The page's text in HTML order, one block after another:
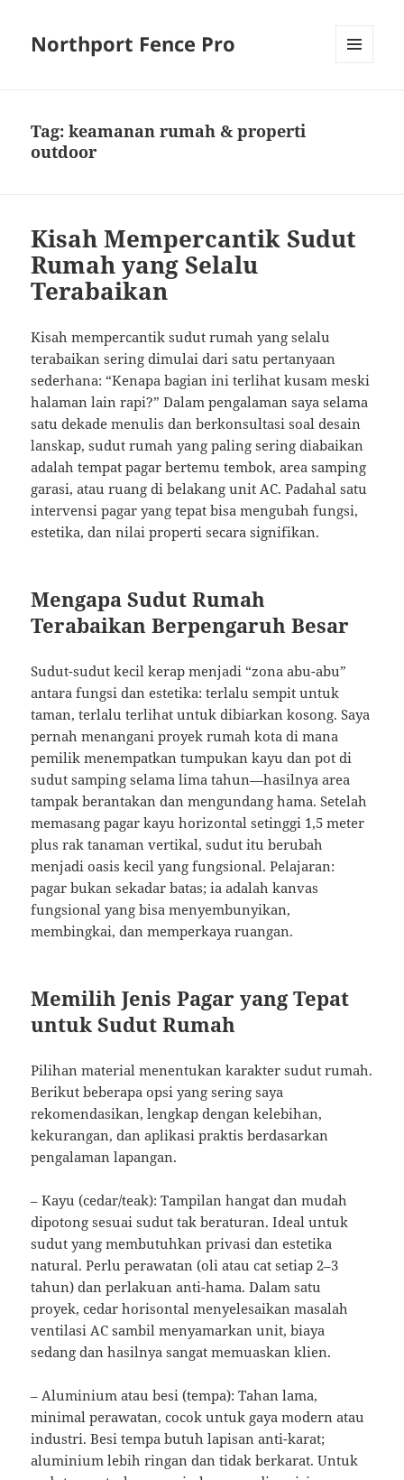
Northport Fence Pro
Tag:keamanan rumah & properti
outdoor
Kisah Mempercantik Sudut
Rumah yang Selalu
Terabaikan
Kisah mempercantik sudut rumah yang selalu
terabaikan sering dimulai dari satu pertanyaan
sederhana: “Kenapa bagian ini terlihat kusam meski
halaman lain rapi?” Dalam pengalaman saya selama
satu dekade menulis dan berkonsultasi soal desain
lanskap, sudut rumah yang paling sering diabaikan
adalah tempat pagar bertemu tembok, area samping
garasi, atau ruang di belakang unit AC. Padahal satu
intervensi pagar yang tepat bisa mengubah fungsi,
estetika, dan nilai properti secara signifikan.
Mengapa Sudut Rumah
Terabaikan Berpengaruh Besar
Sudut-sudut kecil kerap menjadi “zona abu-abu”
antara fungsi dan estetika: terlalu sempit untuk
taman, terlalu terlihat untuk dibiarkan kosong. Saya
pernah menangani proyek rumah kota di mana
pemilik menempatkan tumpukan kayu dan pot di
sudut samping selama lima tahun—hasilnya area
tampak berantakan dan mengundang hama. Setelah
memasang pagar kayu horizontal setinggi 1,5 meter
plus rak tanaman vertikal, sudut itu berubah
menjadi oasis kecil yang fungsional. Pelajaran:
pagar bukan sekadar batas; ia adalah kanvas
fungsional yang bisa menyembunyikan,
membingkai, dan memperkaya ruangan.
Memilih Jenis Pagar yang Tepat
untuk Sudut Rumah
Pilihan material menentukan karakter sudut rumah.
Berikut beberapa opsi yang sering saya
rekomendasikan, lengkap dengan kelebihan,
kekurangan, dan aplikasi praktis berdasarkan
pengalaman lapangan.
– Kayu (cedar/teak): Tampilan hangat dan mudah
dipotong sesuai sudut tak beraturan. Ideal untuk
sudut yang membutuhkan privasi dan estetika
natural. Perlu perawatan (oli atau cat setiap 2–3
tahun) dan perlakuan anti-hama. Dalam satu
proyek, cedar horisontal menyelesaikan masalah
ventilasi AC sambil menyamarkan unit, biaya
sedang dan hasilnya sangat memuaskan klien.
– Aluminium atau besi (tempa): Tahan lama,
minimal perawatan, cocok untuk gaya modern atau
industri. Besi tempa butuh lapisan anti-karat;
aluminium lebih ringan dan tidak berkarat. Untuk